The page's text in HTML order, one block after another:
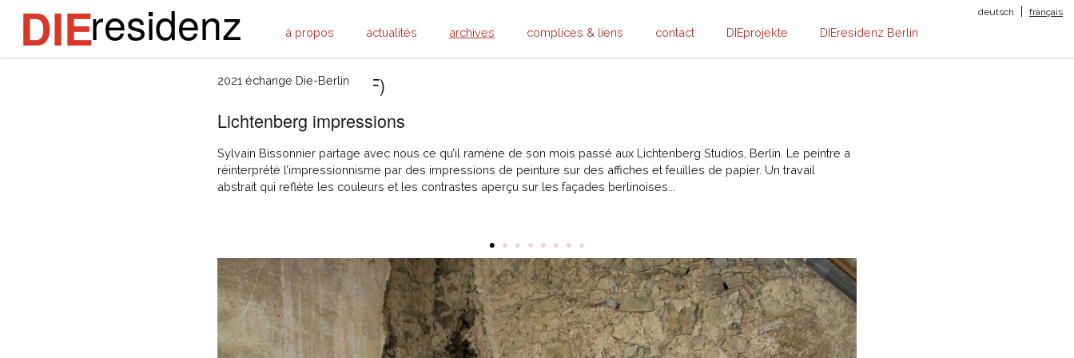
DIEresidenz à propos actualités archives complices & liens contact DIEprojekte DIEresidenz Berlin
deutsch | français
2021 échange Die-Berlin
Sylvain Bissonnier (F)
Lichtenberg impressions
Sylvain Bissonnier partage avec nous ce qu’il ramène de son mois passé aux Lichtenberg Studios, Berlin. Le peintre a
réinterprété l’impressionnisme par des impressions de peinture sur des affiches et feuilles de papier. Un travail
abstrait qui reflète les couleurs et les contrastes aperçu sur les façades berlinoises...
• • • • • • • •